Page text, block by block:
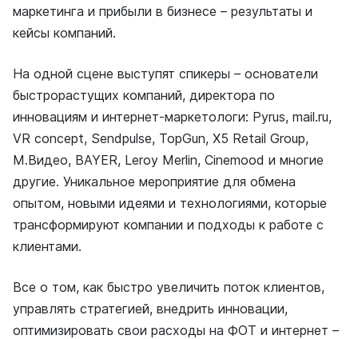
маркетинга и прибыли в бизнесе – результаты и
кейсы компаний.
На одной сцене выступят спикеры – основатели
быстрорастущих компаний, директора по
инновациям и интернет-маркетологи: Pyrus, mail.ru,
VR concept, Sendpulse, TopGun, X5 Retail Group,
М.Видео, BAYER, Leroy Merlin, Cinemood и многие
другие. Уникальное мероприятие для обмена
опытом, новыми идеями и технологиями, которые
трансформируют компании и подходы к работе с
клиентами.
Все о том, как быстро увеличить поток клиентов,
управлять стратегией, внедрить инновации,
оптимизировать свои расходы на ФОТ и интернет –